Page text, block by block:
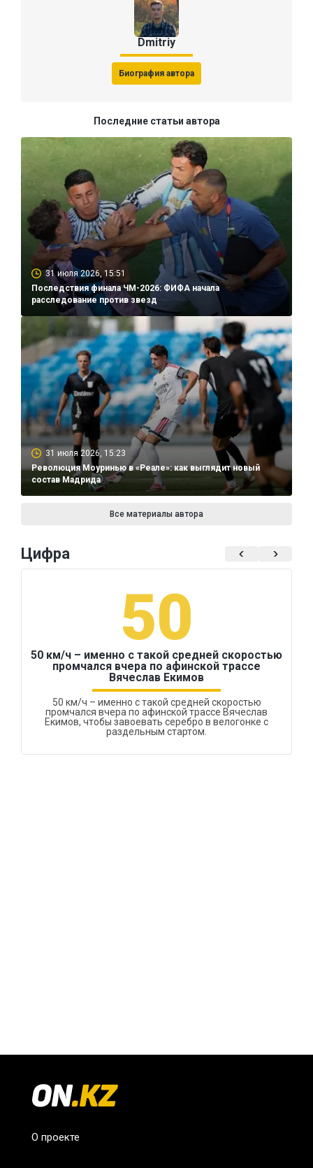
Dmitriy
Биография автора
Последние статьи автора
31 июля 2026, 15:51
Последствия финала ЧМ-2026: ФИФА начала
расследование против звезд
31 июля 2026, 15:23
Революция Моуринью в «Реале»: как выглядит новый
состав Мадрида
Все материалы автора
Цифра
50
50 км/ч – именно с такой средней скоростью
промчался вчера по афинской трассе
Вячеслав Екимов
50 км/ч – именно с такой средней скоростью
промчался вчера по афинской трассе Вячеслав
Екимов, чтобы завоевать серебро в велогонке с
раздельным стартом.
О проекте